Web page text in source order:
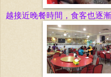
越接近晚餐時間，食客也逐